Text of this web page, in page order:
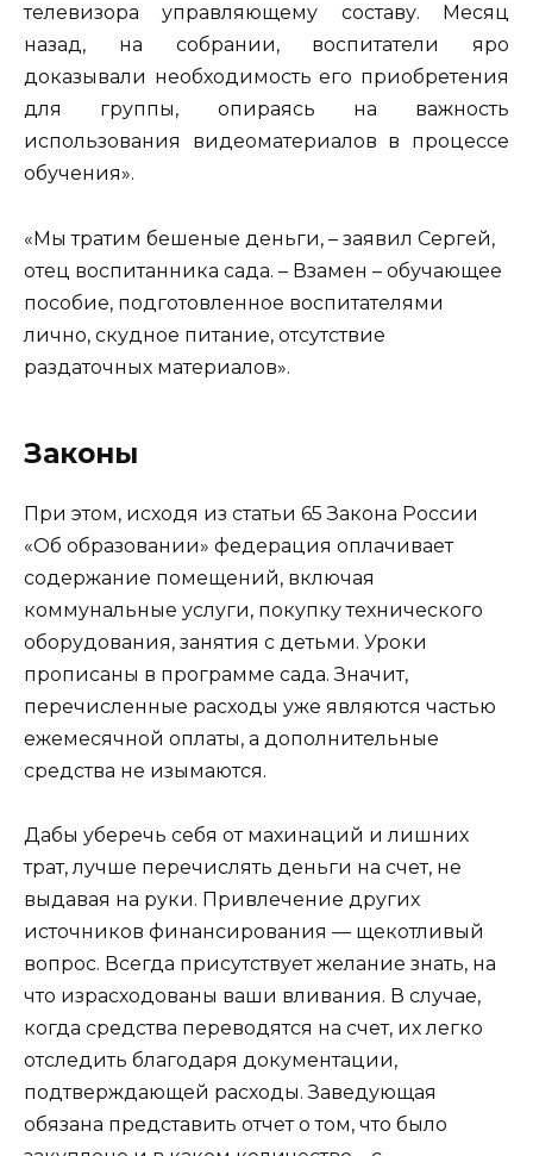
телевизора управляющему составу. Месяц
назад, на собрании, воспитатели яро
доказывали необходимость его приобретения
для группы, опираясь на важность
использования видеоматериалов в процессе
обучения».
«Мы тратим бешеные деньги, – заявил Сергей,
отец воспитанника сада. – Взамен – обучающее
пособие, подготовленное воспитателями
лично, скудное питание, отсутствие
раздаточных материалов».
Законы
При этом, исходя из статьи 65 Закона России
«Об образовании» федерация оплачивает
содержание помещений, включая
коммунальные услуги, покупку технического
оборудования, занятия с детьми. Уроки
прописаны в программе сада. Значит,
перечисленные расходы уже являются частью
ежемесячной оплаты, а дополнительные
средства не изымаются.
Дабы уберечь себя от махинаций и лишних
трат, лучше перечислять деньги на счет, не
выдавая на руки. Привлечение других
источников финансирования — щекотливый
вопрос. Всегда присутствует желание знать, на
что израсходованы ваши вливания. В случае,
когда средства переводятся на счет, их легко
отследить благодаря документации,
подтверждающей расходы. Заведующая
обязана представить отчет о том, что было